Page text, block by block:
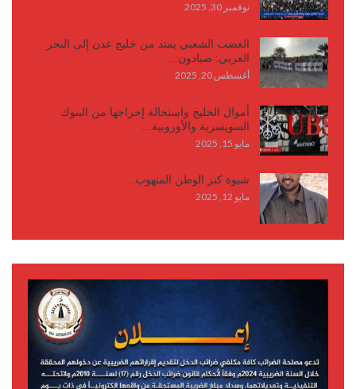
نوفمبر 30, 2025
الغضب الشعبي يمتد من خليج عدن إلى البحر
العربي: صيادون…
أغسطس 20, 2025
أموال الخليج واستحالة إخراجها من البنوك
السويسرية والأوروبية…
مايو 15, 2025
شبوة كنز الوطن المنهوب..
مايو 12, 2025